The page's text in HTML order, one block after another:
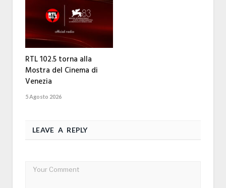
RTL 102.5 torna alla
Mostra del Cinema di
Venezia
5 Agosto 2026
LEAVE A REPLY